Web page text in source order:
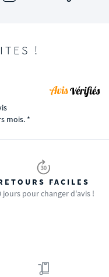
!
mois. *
FACILES
jours pour changer d'avis !